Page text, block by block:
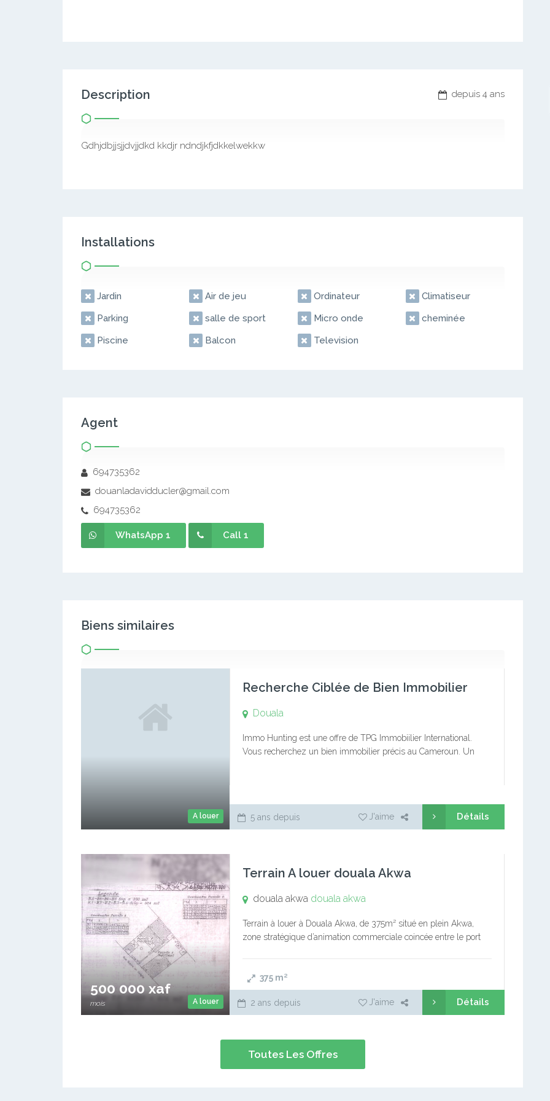
depuis 4 ans
Description
Gdhjdbjjsjjdvjjdkd kkdjr ndndjkfjdkkelwekkw
Installations
Jardin
Parking
Piscine
Air de jeu
salle de sport
Balcon
Ordinateur
Micro onde
Television
Climatiseur
cheminée
Agent
694735362
douanladavidducler@gmail.com
694735362
WhatsApp 1 Call 1
Biens similaires
A louer
Recherche Ciblée de Bien Immobilier
Douala
Immo Hunting est une offre de TPG Immobiilier International.
Vous recherchez un bien immobilier précis au Cameroun. Un
5 ans depuis J'aime Détails
A louer
500 000 xaf
mois
Terrain A louer douala Akwa
douala akwa douala akwa
Terrain à louer à Douala Akwa, de 375m² situé en plein Akwa,
zone stratégique d’animation commerciale coincée entre le port
375 m²
2 ans depuis J'aime Détails
Toutes Les Offres